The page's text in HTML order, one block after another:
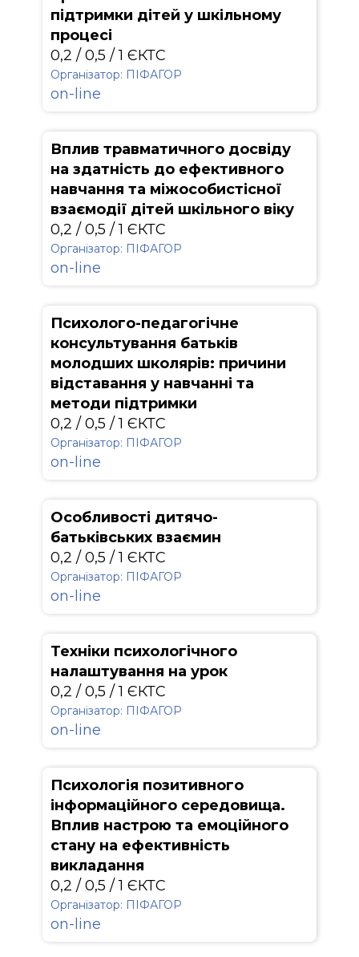
підтримки дітей у шкільному
процесі
0,2 / 0,5 / 1 ЄКТС
Організатор: ПІФАГОР
on-line
Вплив травматичного досвіду
на здатність до ефективного
навчання та міжособистісної
взаємодії дітей шкільного віку
0,2 / 0,5 / 1 ЄКТС
Організатор: ПІФАГОР
on-line
Психолого-педагогічне
консультування батьків
молодших школярів: причини
відставання у навчанні та
методи підтримки
0,2 / 0,5 / 1 ЄКТС
Організатор: ПІФАГОР
on-line
Особливості дитячо-
батьківських взаємин
0,2 / 0,5 / 1 ЄКТС
Організатор: ПІФАГОР
on-line
Техніки психологічного
налаштування на урок
0,2 / 0,5 / 1 ЄКТС
Організатор: ПІФАГОР
on-line
Психологія позитивного
інформаційного середовища.
Вплив настрою та емоційного
стану на ефективність
викладання
0,2 / 0,5 / 1 ЄКТС
Організатор: ПІФАГОР
on-line